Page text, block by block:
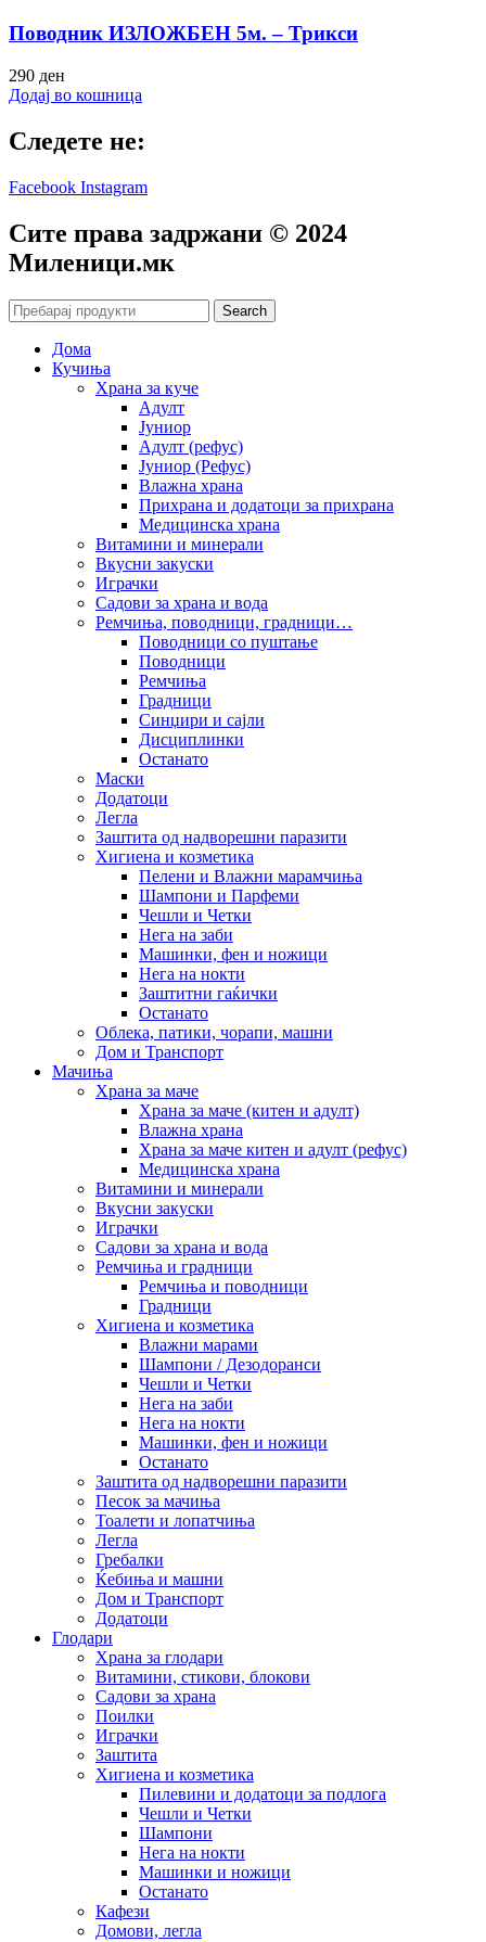
Поводник ИЗЛОЖБЕН 5м. – Трикси
290 ден
Додај во кошница
Следете не:
Facebook Instagram
Сите права задржани © 2024
Mиленици.мк
Search
Дома
Кучиња
Храна за куче
Адулт
Јуниор
Адулт (рефус)
Јуниор (Рефус)
Влажна храна
Прихрана и додатоци за прихрана
Медицинска храна
Витамини и минерали
Вкусни закуски
Играчки
Садови за храна и вода
Ремчиња, поводници, градници…
Поводници со пуштање
Поводници
Ремчиња
Градници
Синџири и сајли
Дисциплинки
Останато
Маски
Додатоци
Легла
Заштита од надворешни паразити
Хигиена и козметика
Пелени и Влажни марамчиња
Шампони и Парфеми
Чешли и Четки
Нега на заби
Машинки, фен и ножици
Нега на нокти
Заштитни гаќички
Останато
Облека, патики, чорапи, машни
Дом и Транспорт
Мачиња
Храна за маче
Храна за маче (китен и адулт)
Влажна храна
Храна за маче китен и адулт (рефус)
Медицинска храна
Витамини и минерали
Вкусни закуски
Играчки
Садови за храна и вода
Ремчиња и градници
Ремчиња и поводници
Градници
Хигиена и козметика
Влажни марами
Шампони / Дезодоранси
Чешли и Четки
Нега на заби
Нега на нокти
Машинки, фен и ножици
Останато
Заштита од надворешни паразити
Песок за мачиња
Тоалети и лопатчиња
Легла
Гребалки
Ќебиња и машни
Дом и Транспорт
Додатоци
Глодари
Храна за глодари
Витамини, стикови, блокови
Садови за храна
Поилки
Играчки
Заштита
Хигиена и козметика
Пилевини и додатоци за подлога
Чешли и Четки
Шампони
Нега на нокти
Машинки и ножици
Останато
Кафези
Домови, легла